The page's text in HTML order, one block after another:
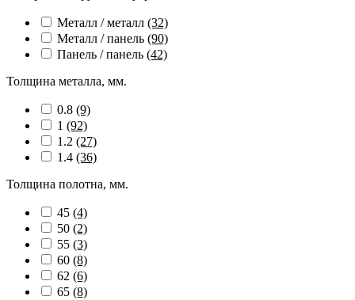
Металл / металл (32)
Металл / панель (90)
Панель / панель (42)
Толщина металла, мм.
0.8 (9)
1 (92)
1.2 (27)
1.4 (36)
Толщина полотна, мм.
45 (4)
50 (2)
55 (3)
60 (8)
62 (6)
65 (8)